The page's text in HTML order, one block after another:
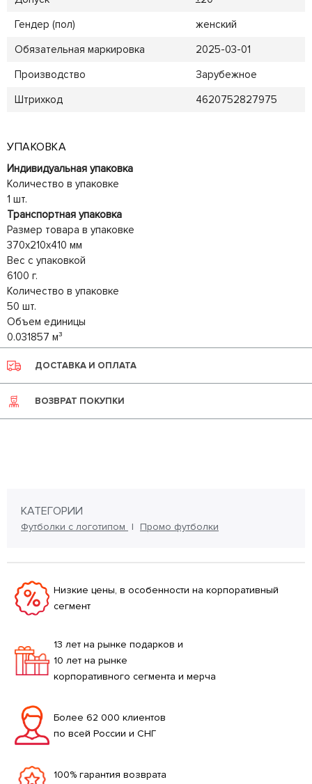
Гендер (пол)
женский
Обязательная маркировка
2025-03-01
Производство
Зарубежное
Штрихкод
4620752827975
УПАКОВКА
Индивидуальная упаковка
Количество в упаковке
1 шт.
Транспортная упаковка
Размер товара в упаковке
370x210x410 мм
Вес с упаковкой
6100 г.
Количество в упаковке
50 шт.
Объем единицы
0.031857 м³
ДОСТАВКА И ОПЛАТА
ВОЗВРАТ ПОКУПКИ
КАТЕГОРИИ
Футболки с логотипом Промо футболки
Низкие цены, в особенности на корпоративный
сегмент
13 лет на рынке подарков и
10 лет на рынке
корпоративного сегмента и мерча
Более 62 000 клиентов
по всей России и СНГ
100% гарантия возврата